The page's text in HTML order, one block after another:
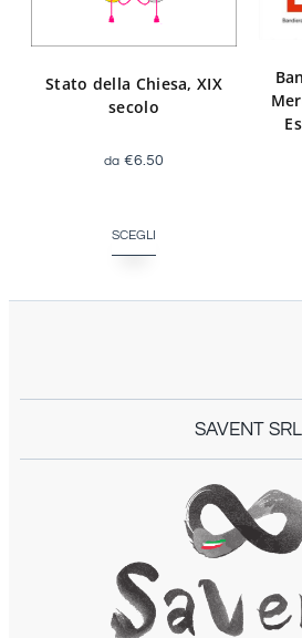
Stato della Chiesa, XIX
secolo
€6.50
SCEGLI
SAVENT SRL